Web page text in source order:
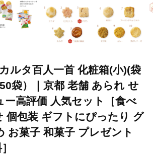
カルタ百人一首 化粧箱(小)(袋
袋）｜京都 老舗 あられ せ
ー高評価 人気セット［食べ
個包装 ギフトにぴったり グ
お菓子 和菓子 プレゼント